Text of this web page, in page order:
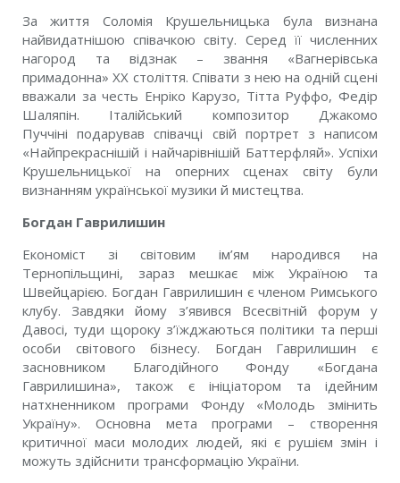
За життя Соломія Крушельницька була визнана
найвидатнішою співачкою світу. Серед її численних
нагород та відзнак – звання «Вагнерівська
примадонна» XX століття. Співати з нею на одній сцені
вважали за честь Енріко Карузо, Тітта Руффо, Федір
Шаляпін. Італійський композитор Джакомо
Пуччіні подарував співачці свій портрет з написом
«Найпрекраснішій і найчарівнішій Баттерфляй». Успіхи
Крушельницької на оперних сценах світу були
визнанням української музики й мистецтва.
Богдан Гаврилишин
Економіст зі світовим ім’ям народився на
Тернопільщині, зараз мешкає між Україною та
Швейцарією. Богдан Гаврилишин є членом Римського
клубу. Завдяки йому з’явився Всесвітній форум у
Давосі, туди щороку з’їжджаються політики та перші
особи світового бізнесу. Богдан Гаврилишин є
засновником Благодійного Фонду «Богдана
Гаврилишина», також є ініціатором та ідейним
натхненником програми Фонду «Молодь змінить
Україну». Основна мета програми – створення
критичної маси молодих людей, які є рушієм змін і
можуть здійснити трансформацію України.